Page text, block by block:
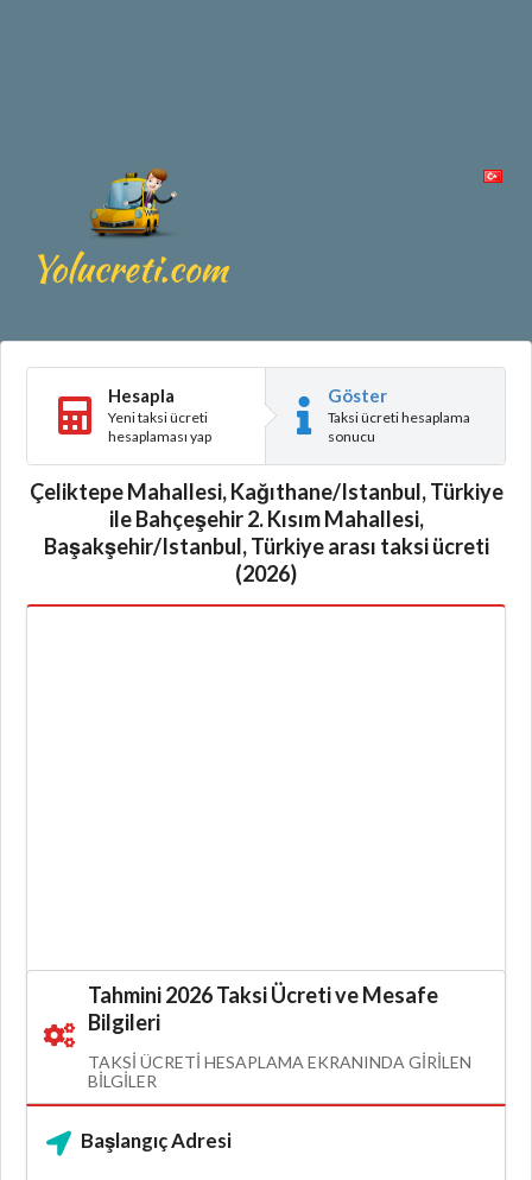
Hesapla
Yeni taksi ücreti
hesaplaması yap
Göster
Taksi ücreti hesaplama
sonucu
Çeliktepe Mahallesi, Kağıthane/Istanbul, Türkiye
ile Bahçeşehir 2. Kısım Mahallesi,
Başakşehir/Istanbul, Türkiye arası taksi ücreti
(2026)
Tahmini 2026 Taksi Ücreti ve Mesafe
Bilgileri
TAKSI ÜCRETI HESAPLAMA EKRANINDA GIRILEN
BILGILER
Başlangıç Adresi